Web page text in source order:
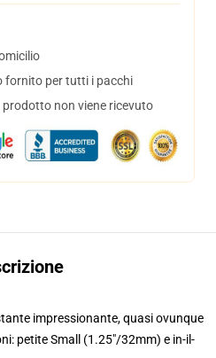
fornito per tutti i pacchi
non viene ricevuto
impressionante, quasi ovunque
petite Small (1.25"/32mm) e in-il-